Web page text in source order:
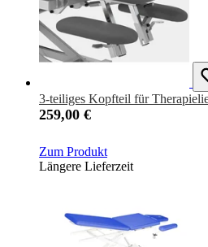
3-teiliges Kopfteil für
259,00 €
Zum Produkt
Längere Lieferzeit